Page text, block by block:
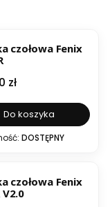
czołowa Fenix
zł
Do koszyka
DOSTĘPNY
czołowa Fenix
V2.0